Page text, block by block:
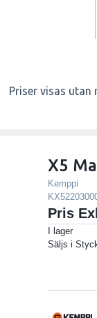
Priser visas utan
X5
Kemppi
Pris
I lager
Säljs i